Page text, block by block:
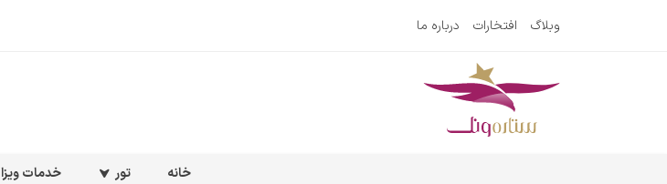
وبلاگ افتخارات درباره ما
خانه تور خدمات ویزا